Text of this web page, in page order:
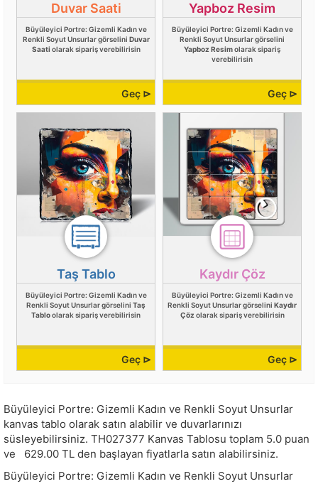
Duvar Saati
Büyüleyici Portre: Gizemli Kadın ve
Renkli Soyut Unsurlar görselini Duvar
Saati olarak sipariş verebilirisin
Geç ⊳
Yapboz Resim
Büyüleyici Portre: Gizemli Kadın ve
Renkli Soyut Unsurlar görselini
Yapboz Resimolarak sipariş
verebilirisin
Geç ⊳
Taş Tablo
Büyüleyici Portre: Gizemli Kadın ve
Renkli Soyut Unsurlar görselini Taş
Tabloolarak sipariş verebilirisin
Geç ⊳
Kaydır Çöz
Büyüleyici Portre: Gizemli Kadın ve
Renkli Soyut Unsurlar görselini Kaydır
Çöz olarak sipariş verebilirisin
Geç ⊳
Büyüleyici Portre: Gizemli Kadın ve Renkli Soyut Unsurlar
kanvas tablo olarak satın alabilir ve duvarlarınızı
süsleyebilirsiniz. TH027377 Kanvas Tablosu toplam 5.0 puan
ve
629.00 TL den başlayan fiyatlarla satın alabilirsiniz.
Büyüleyici Portre: Gizemli Kadın ve Renkli Soyut Unsurlar